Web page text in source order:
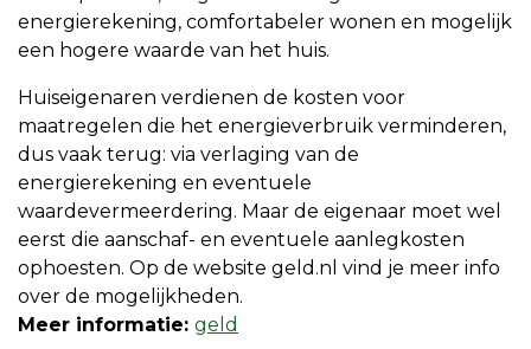
energierekening, comfortabeler wonen en mogelijk
een hogere waarde van het huis.
Huiseigenaren verdienen de kosten voor
maatregelen die het energieverbruik verminderen,
dus vaak terug: via verlaging van de
energierekening en eventuele
waardevermeerdering. Maar de eigenaar moet wel
eerst die aanschaf- en eventuele aanlegkosten
ophoesten. Op de website geld.nl vind je meer info
over de mogelijkheden.
Meer informatie: geld